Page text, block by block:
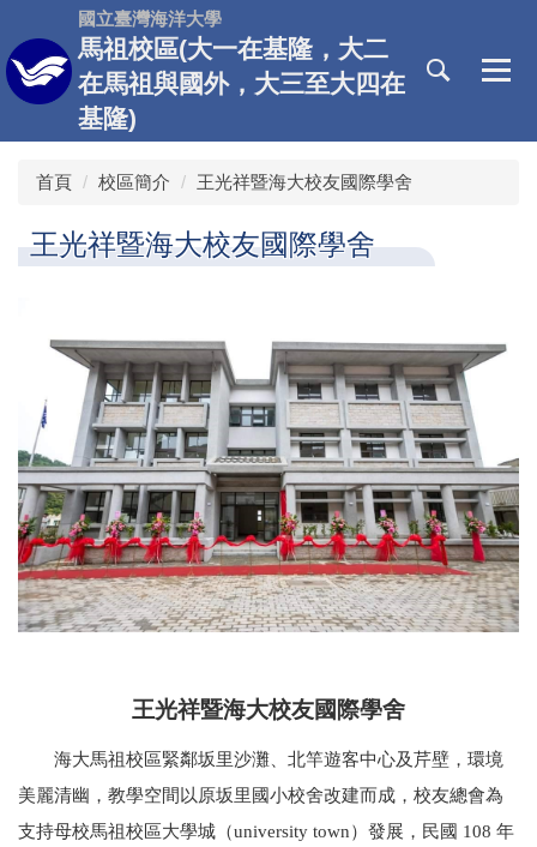
到
主
要
國立臺灣海洋大學
馬祖校區(大一在基隆，大二
在馬祖與國外，大三至大四在
基隆)
首頁 校區簡介 王光祥暨海大校友國際學舍
王光祥暨海大校友國際學舍
王光祥暨海大校友國際學舍
海大馬祖校區緊鄰坂里沙灘、北竿遊客中心及芹壁，環境
美麗清幽，教學空間以原坂里國小校舍改建而成，校友總會為
支持母校馬祖校區大學城（university town）發展，民國 108 年